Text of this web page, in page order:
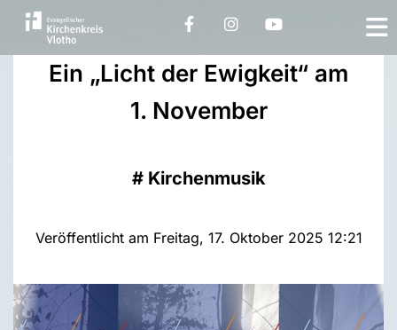
Ein „Licht der Ewigkeit“ am
1. November
# Kirchenmusik
Veröffentlicht am Freitag, 17. Oktober 2025 12:21